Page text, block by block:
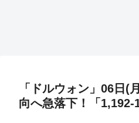
「ドルウォン」06日(
向へ急落下！「1,192-